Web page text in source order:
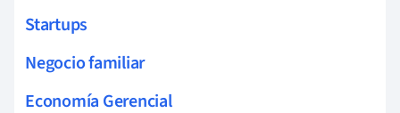
Startups
Negocio familiar
Economía Gerencial